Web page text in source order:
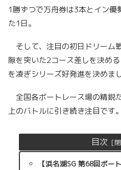
1勝ずつで万舟券は3本とイン優
た1日。
そして、注目の初日ドリーム
隙を突いた2コース差しを決め
を凌ぎシリーズ好発進を決めま
全国各ボートレース場の精鋭
上のバトルに引き続き注目です。
目次
【浜名湖SG 第68回ボー